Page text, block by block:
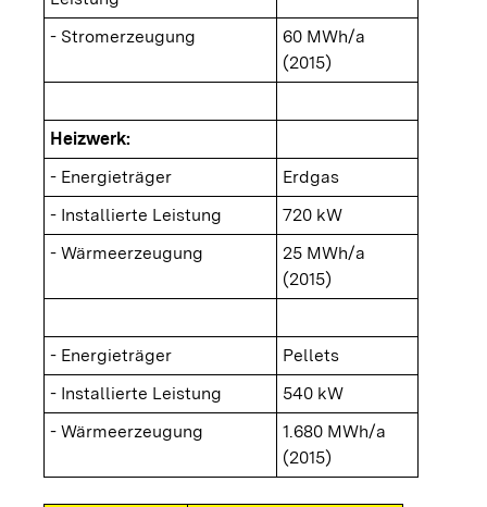
- Stromerzeugung
60 MWh/a
(2015)
Heizwerk:
- Energieträger
Erdgas
- Installierte Leistung
720 kW
- Wärmeerzeugung
25 MWh/a
(2015)
- Energieträger
Pellets
- Installierte Leistung
540 kW
- Wärmeerzeugung
1.680 MWh/a
(2015)